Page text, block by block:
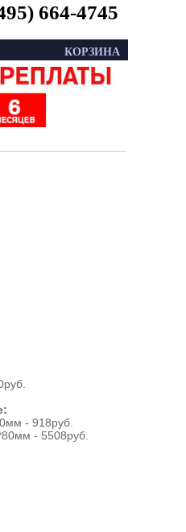
664-4745
КОРЗИНА
- 918руб.
- 5508руб.